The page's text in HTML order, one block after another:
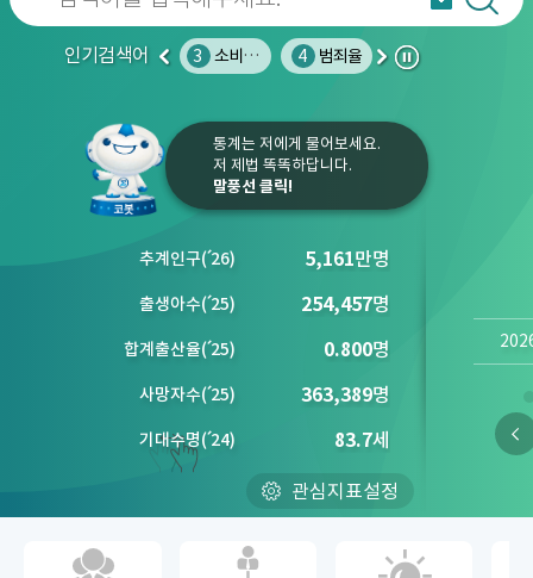
인기검색어
이
2 온라인쇼핑 3 소비자물가지수 4 범죄율 5 권역별 문화 예술 시설 수
다
정
통계는 저에게 물어보세요.
저 제법 똑똑하답니다.
말풍선 클릭!
추계인구(´26) 5,161만명
출생아수(´25) 254,457명
합계출산율(´25) 0.800명
사망자수(´25) 363,389명
기대수명(´24) 83.7세
관심지표설정